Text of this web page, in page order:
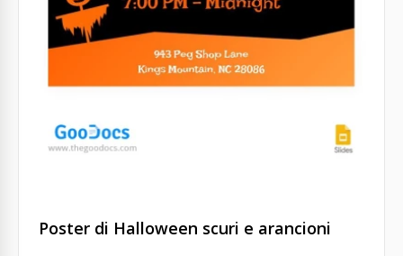
Poster di Halloween scuri e arancioni